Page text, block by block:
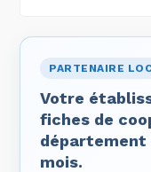
PARTENAIRE
Votre
fiches de
département
mois.